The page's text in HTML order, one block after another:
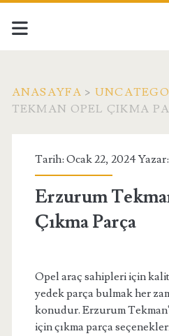
ANASAYFA >
TEKMAN OPEL ÇIKMA
Tarih: Ocak 22, 2024 Yazar:
Erzurum
Çıkma Parça
Opel araç sahipleri için
yedek parça bulmak her
konudur. Erzurum
için çıkma parça